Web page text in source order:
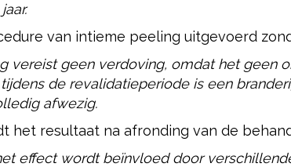
van intieme peeling uitgevoerd
vereist geen verdoving, omdat het geen
de revalidatieperiode is een
afwezig.
het resultaat na afronding van de
effect wordt beïnvloed door